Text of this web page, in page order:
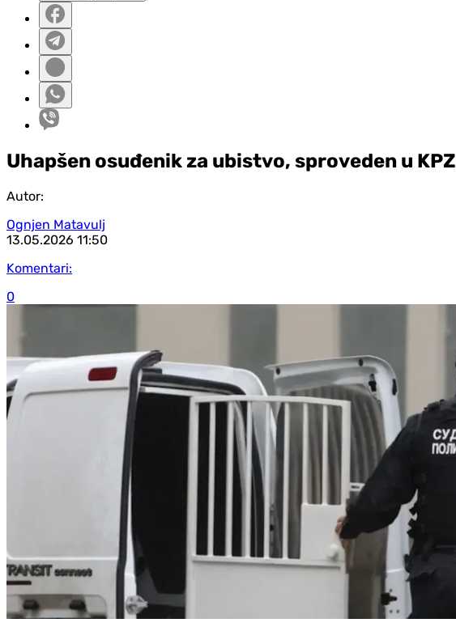
Uhapšen osuđenik za ubistvo, sproveden u KPZ
Autor:
Ognjen Matavulj
13.05.2026 11:50
Komentari:
0